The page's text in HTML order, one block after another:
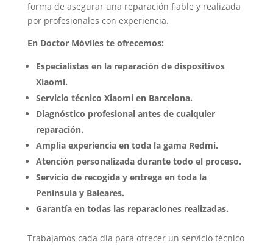
forma de asegurar una reparación fiable y realizada
por profesionales con experiencia.
En Doctor Móviles te ofrecemos:
Especialistas en la reparación de dispositivos
Xiaomi.
Servicio técnico Xiaomi en Barcelona.
Diagnóstico profesional antes de cualquier
reparación.
Amplia experiencia en toda la gama Redmi.
Atención personalizada durante todo el proceso.
Servicio de recogida y entrega en toda la
Península y Baleares.
Garantía en todas las reparaciones realizadas.
Trabajamos cada día para ofrecer un servicio técnico